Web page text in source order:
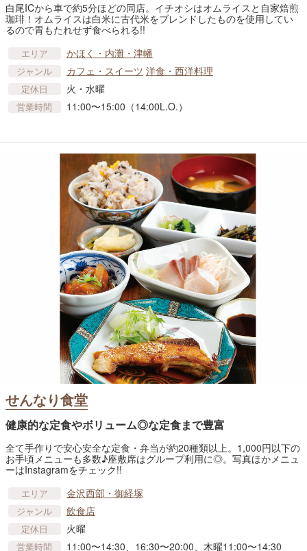
白尾ICから車で約5分ほどの同店。イチオシはオムライスと自家焙煎
珈琲！オムライスは白米に古代米をブレンドしたものを使用してい
るので胃もたれせず食べられる!!
エリア かほく・内灘・津幡
ジャンル カフェ・スイーツ 洋食・西洋料理
定休日 火・水曜
営業時間 11:00〜15:00（14:00L.O.）
せんなり食堂
健康的な定食やボリューム◎な定食まで豊富
全て手作りで安心安全な定食・弁当が約20種類以上。1,000円以下の
お手頃メニューも多数♪座敷席はグループ利用に◎。写真ほかメニュ
ーはInstagramをチェック!!
エリア 金沢西部・御経塚
ジャンル 飲食店
定休日 火曜
営業時間 11:00〜14:30、16:30〜20:00、木曜11:00〜14:30